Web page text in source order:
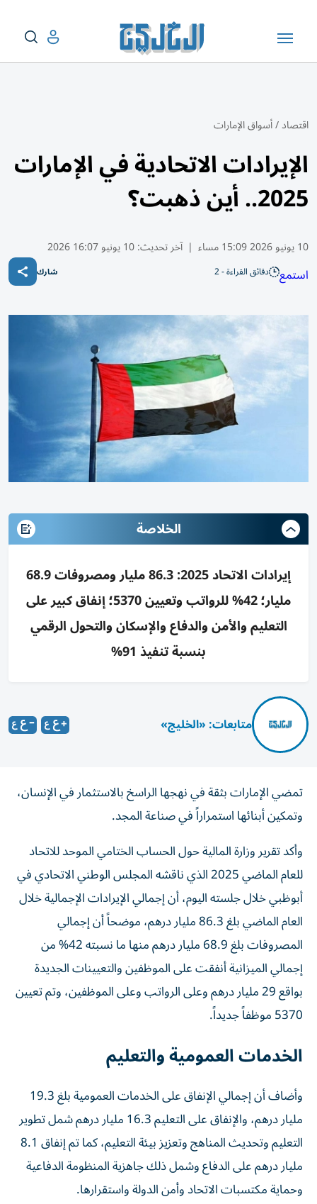
اقتصاد/أسواق الإمارات
الإيرادات الاتحادية في الإمارات
2025.. أين ذهبت؟
10 يونيو 2026 15:09 مساء | آخر تحديث:10 يونيو 16:07 2026
استمع دقائق القراءة - 2 شارك
الخلاصة
إيرادات الاتحاد 2025: 86.3 مليار ومصروفات 68.9
مليار؛ 42% للرواتب وتعيين 5370؛ إنفاق كبير على
التعليم والأمن والدفاع والإسكان والتحول الرقمي
بنسبة تنفيذ 91%
متابعات: «الخليج»
تمضي الإمارات بثقة في نهجها الراسخ بالاستثمار في الإنسان،
وتمكين أبنائها استمراراً في صناعة المجد.
وأكد تقرير وزارة المالية حول الحساب الختامي الموحد للاتحاد
للعام الماضي 2025 الذي ناقشه المجلس الوطني الاتحادي في
أبوظبي خلال جلسته اليوم، أن إجمالي الإيرادات الإجمالية خلال
العام الماضي بلغ 86.3 مليار درهم، موضحاً أن إجمالي
المصروفات بلغ 68.9 مليار درهم منها ما نسبته 42%‎ من
إجمالي الميزانية أنفقت على الموظفين والتعيينات الجديدة
بواقع 29 مليار درهم وعلى الرواتب وعلى الموظفين، وتم تعيين
5370 موظفاً جديداً.
الخدمات العمومية والتعليم
وأضاف أن إجمالي الإنفاق على الخدمات العمومية بلغ 19.3
مليار درهم، والإنفاق على التعليم 16.3 مليار درهم شمل تطوير
التعليم وتحديث المناهج وتعزيز بيئة التعليم، كما تم إنفاق 8.1
مليار درهم على الدفاع وشمل ذلك جاهزية المنظومة الدفاعية
وحماية مكتسبات الاتحاد وأمن الدولة واستقرارها.